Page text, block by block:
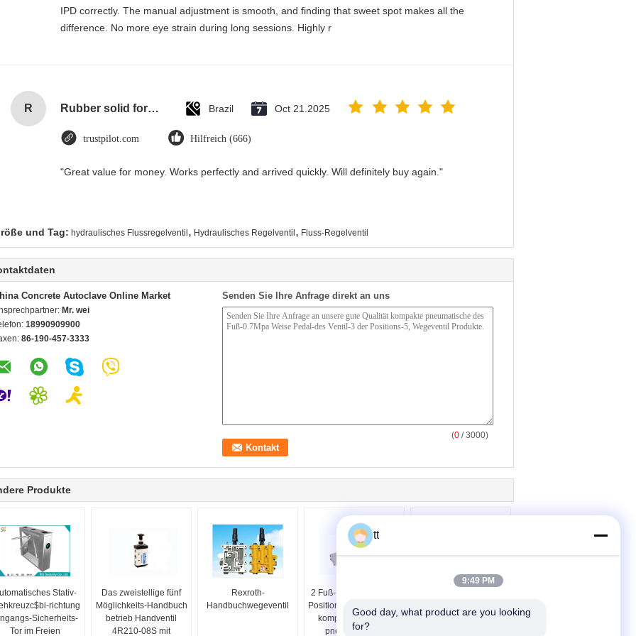
IPD correctly. The manual adjustment is smooth, and finding that sweet spot makes all the
difference. No more eye strain during long sessions. Highly r
R Rubber solid forklift tires For material handling forklift Brazil Oct 21.2025
trustpilot.com Hilfreich (666)
"Great value for money. Works perfectly and arrived quickly. Will definitely buy again."
und Tag: hydraulisches Flussregelventil , Hydraulisches Regelventil , Fluss-Regelventil
Concrete Autoclave Online Market
Mr. wei
18990909900
86-190-457-3333
Senden Sie Ihre Anfrage direkt an uns
(0 / 3000)
Produkte
Stativ-
richtung
Sicherheits-
Tor im Freien
Das zweistellige fünf
Möglichkeits-Handbuch
betrieb Handventil
4R210-08S mit
Rexroth-
Handbuchwegeventil
2 Fuß-Pedal-Ventil der
Positions-5 der Weisen-
kompaktes SFV für
pneumatisches
Wegeventil mit hartes
tt
9:49 PM
Good day, what product are you looking
for?